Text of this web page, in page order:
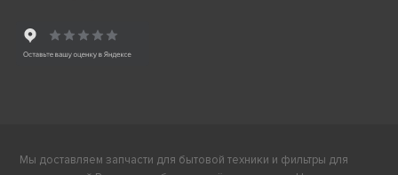
Мы доставляем запчасти для бытовой техники и фильтры для